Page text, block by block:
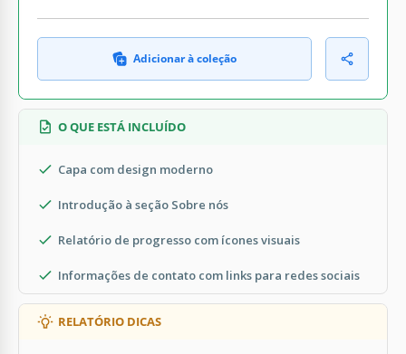
Adicionar à coleção
O QUE ESTÁ INCLUÍDO
Capa com design moderno
Introdução à seção Sobre nós
Relatório de progresso com ícones visuais
Informações de contato com links para redes sociais
RELATÓRIO DICAS